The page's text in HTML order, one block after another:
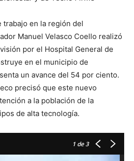
trabajo en la región del
Manuel Velasco Coello realizó
por el Hospital General de
en el municipio de
un avance del 54 por ciento.
precisó que este nuevo
a la población de la
de alta tecnología.
1 de 3